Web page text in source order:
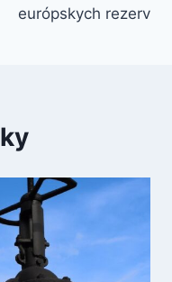
európskych rezerv